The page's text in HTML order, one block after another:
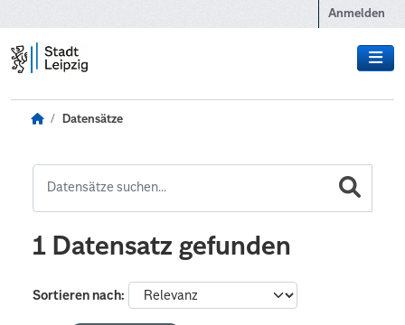
Anmelden
Datensätze
1 Datensatz gefunden
Sortieren nach